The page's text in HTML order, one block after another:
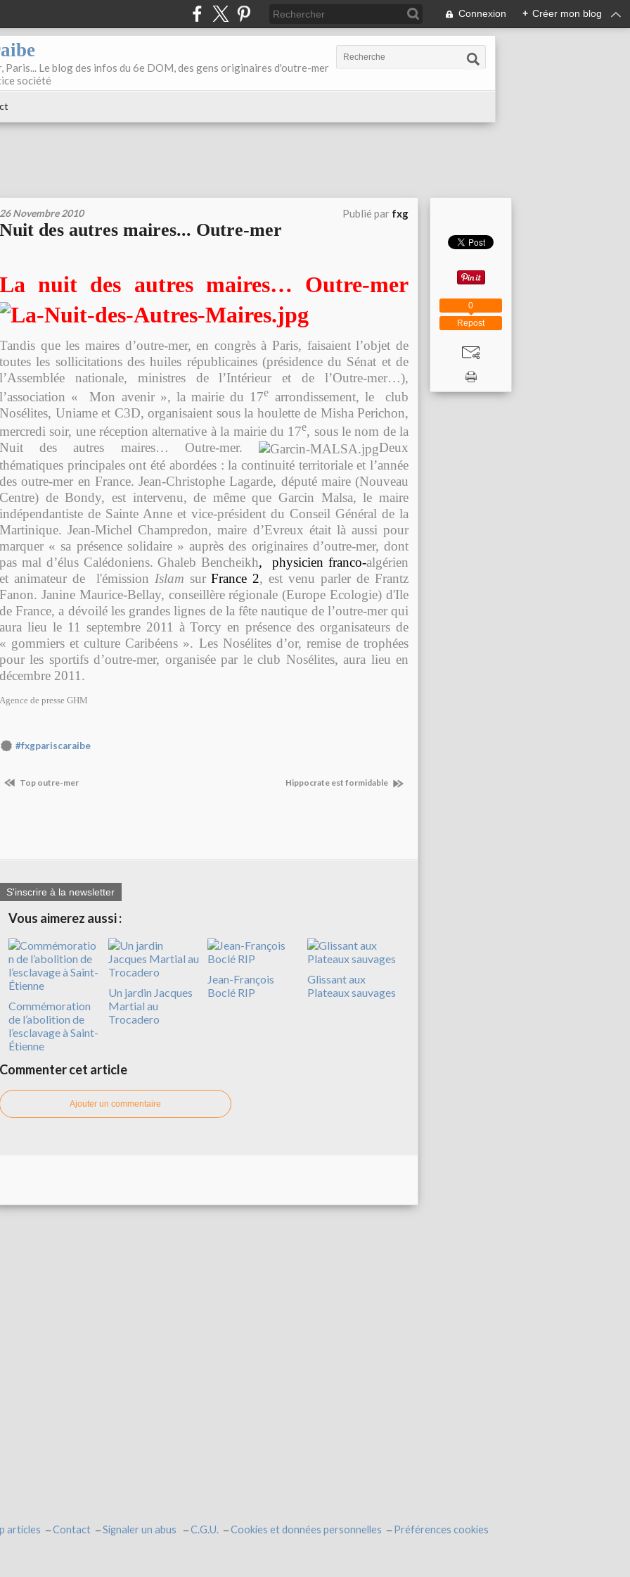
Connexion + Créer mon blog
Paris... Le blog des infos du 6e DOM, des gens originaires d'outre-mer
société
26 Novembre 2010 Publié par fxg
Nuit des autres maires... Outre-mer
La nuit des autres maires… Outre-mer
Tandis que les maires d’outre-mer, en congrès à Paris, faisaient l’objet de
toutes les sollicitations des huiles républicaines (présidence du Sénat et de
l’Assemblée nationale, ministres de l’Intérieur et de l’Outre-mer…),
l’association « Mon avenir », la mairie du 17e arrondissement, le club
Nosélites, Uniame et C3D, organisaient sous la houlette de Misha Perichon,
mercredi soir, une réception alternative à la mairie du 17e, sous le nom de la
Nuit des autres maires… Outre-mer.
Deux
thématiques principales ont été abordées : la continuité territoriale et l’année
des outre-mer en France. Jean-Christophe Lagarde, député maire (Nouveau
Centre) de Bondy, est intervenu, de même que Garcin Malsa, le maire
indépendantiste de Sainte Anne et vice-président du Conseil Général de la
Martinique. Jean-Michel Champredon, maire d’Evreux était là aussi pour
marquer « sa présence solidaire » auprès des originaires d’outre-mer, dont
pas mal d’élus Calédoniens. Ghaleb Bencheikh, physicien franco-algérien
et animateur de l'émission Islam surFrance 2, est venu parler de Frantz
Fanon. Janine Maurice-Bellay, conseillère régionale (Europe Ecologie) d'Ile
de France, a dévoilé les grandes lignes de la fête nautique de l’outre-mer qui
aura lieu le 11 septembre 2011 à Torcy en présence des organisateurs de
« gommiers et culture Caribéens ». Les Nosélites d’or, remise de trophées
pour les sportifs d’outre-mer, organisée par le club Nosélites, aura lieu en
décembre 2011.
Agence de presse GHM
#fxgpariscaraibe
Top outre-mer Hippocrate est formidable
S'inscrire à la newsletter
Vous aimerez aussi :
Commémoration
de l’abolition de
l’esclavage à Saint-
Étienne
Un jardin Jacques
Martial au
Trocadero
Jean-François
Boclé RIP
Glissant aux
Plateaux sauvages
Commenter cet article
Ajouter un commentaire
Repost
0
articles Contact Signaler un abus C.G.U. Cookies et données personnelles Préférences cookies